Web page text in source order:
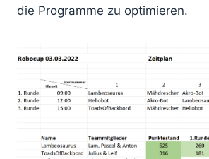
die Programme zu optimieren.